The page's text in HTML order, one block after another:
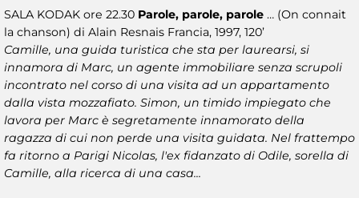
SALA KODAK ore 22.30 Parole, parole, parole … (On connait
la chanson) di Alain Resnais Francia, 1997, 120’
Camille, una guida turistica che sta per laurearsi, si
innamora di Marc, un agente immobiliare senza scrupoli
incontrato nel corso di una visita ad un appartamento
dalla vista mozzafiato. Simon, un timido impiegato che
lavora per Marc è segretamente innamorato della
ragazza di cui non perde una visita guidata. Nel frattempo
fa ritorno a Parigi Nicolas, l'ex fidanzato di Odile, sorella di
Camille, alla ricerca di una casa...